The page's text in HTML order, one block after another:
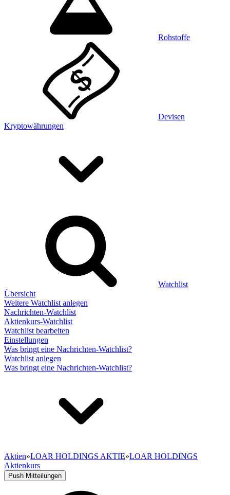
Rohstoffe
Devisen
Kryptowährungen
Watchlist
Übersicht
Weitere Watchlist anlegen
Nachrichten-Watchlist
Aktienkurs-Watchlist
Watchlist bearbeiten
Einstellungen
Was bringt eine Nachrichten-Watchlist?
Watchlist anlegen
Was bringt eine Nachrichten-Watchlist?
Aktien»LOAR HOLDINGS AKTIE»LOAR HOLDINGS
Aktienkurs
Push Mitteilungen